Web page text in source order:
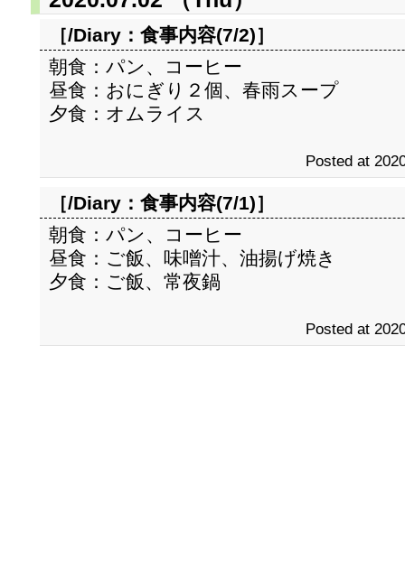
［/Diary： 食事内容(7/2)］
朝食：パン、コーヒー
昼食：おにぎり２個、春雨スープ
夕食：オムライス
Posted at
［/Diary： 食事内容(7/1)］
朝食：パン、コーヒー
昼食：ご飯、味噌汁、油揚げ焼き
夕食：ご飯、常夜鍋
Posted at